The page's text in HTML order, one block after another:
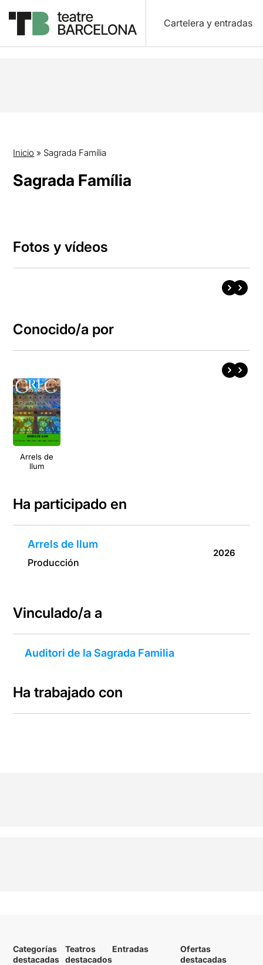
Cartelera y entradas
Inicio » Sagrada Família
Sagrada Família
Fotos y vídeos
Conocido/a por
Arrels de
llum
Ha participado en
Arrels de llum
Producción
2026
Vinculado/a a
Auditori de la Sagrada Familia
Ha trabajado con
Categorías
destacadas
Teatros
destacados
Entradas
Ofertas
destacadas